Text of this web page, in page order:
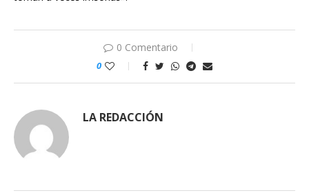
0 Comentario
0
LA REDACCIÓN